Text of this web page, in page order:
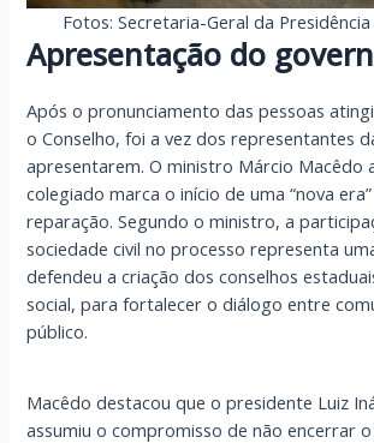
Fotos: Secretaria-Geral da
Apresentação do
Após o pronunciamento das pessoas
o Conselho, foi a vez dos representantes
apresentarem. O ministro Márcio Macêdo
colegiado marca o início de uma “nova
reparação. Segundo o ministro, a
sociedade civil no processo representa
defendeu a criação dos conselhos
social, para fortalecer o diálogo entre
público.
Macêdo destacou que o presidente Luiz
assumiu o compromisso de não encerrar